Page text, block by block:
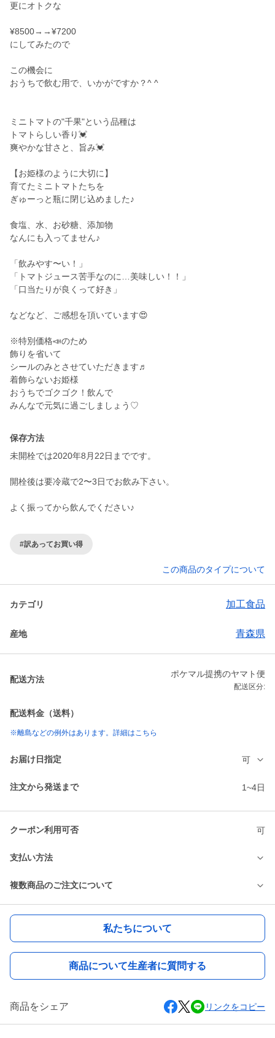
更にオトクな
¥8500→→¥7200
にしてみたので
この機会に
おうちで飲む用で、いかがですか？^ ^
ミニトマトの"千果"という品種は
トマトらしい香り💓
爽やかな甘さと、旨み💓
【お姫様のように大切に】
育てたミニトマトたちを
ぎゅーっと瓶に閉じ込めました♪
食塩、水、お砂糖、添加物
なんにも入ってません♪
「飲みやす〜い！」
「トマトジュース苦手なのに…美味しい！！」
「口当たりが良くって好き」
などなど、ご感想を頂いています😍
※特別価格📣のため
飾りを省いて
シールのみとさせていただきます♬
着飾らないお姫様
おうちでゴクゴク！飲んで
みんなで元気に過ごしましょう♡
保存方法
未開栓では2020年8月22日までです。
開栓後は要冷蔵で2〜3日でお飲み下さい。
よく振ってから飲んでください♪
#訳あってお買い得
この商品のタイプについて
カテゴリ 加工食品
産地 青森県
配送方法
ポケマル提携のヤマト便
配送区分:
配送料金（送料）
※離島などの例外はあります。詳細はこちら
お届け日指定 可
注文から発送まで 1~4日
クーポン利用可否 可
支払い方法
複数商品のご注文について
私たちについて
商品について生産者に質問する
商品をシェア リンクをコピー